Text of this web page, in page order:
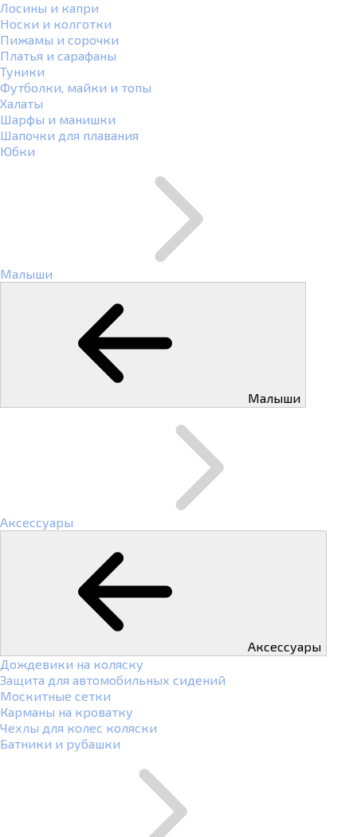
Лосины и капри
Носки и колготки
Пижамы и сорочки
Платья и сарафаны
Туники
Футболки, майки и топы
Халаты
Шарфы и манишки
Шапочки для плавания
Юбки
Малыши
Малыши
Аксессуары
Аксессуары
Дождевики на коляску
Защита для автомобильных сидений
Москитные сетки
Карманы на кроватку
Чехлы для колес коляски
Батники и рубашки